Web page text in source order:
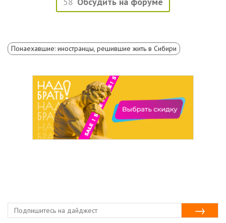
Понаехавшие: иностранцы, решившие жить в Сибири